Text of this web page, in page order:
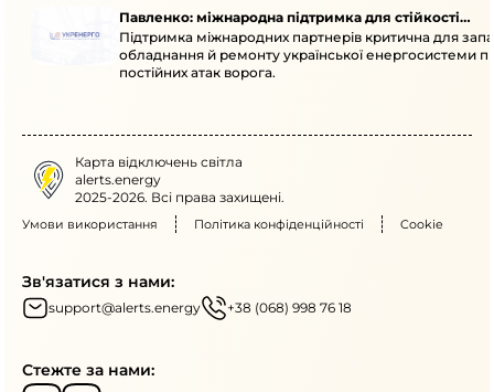
Павленко: міжнародна підтримка для стійкості
енергосистеми
Підтримка міжнародних партнерів критична для
обладнання й ремонту української енергосистеми
постійних атак ворога.
Карта відключень світла
alerts.energy
2025-2026. Всі права захищені.
Умови використання Політика конфіденційності Cookie
Зв'язатися з нами:
support@alerts.energy +38 (068) 998 76 18
Стежте за нами: